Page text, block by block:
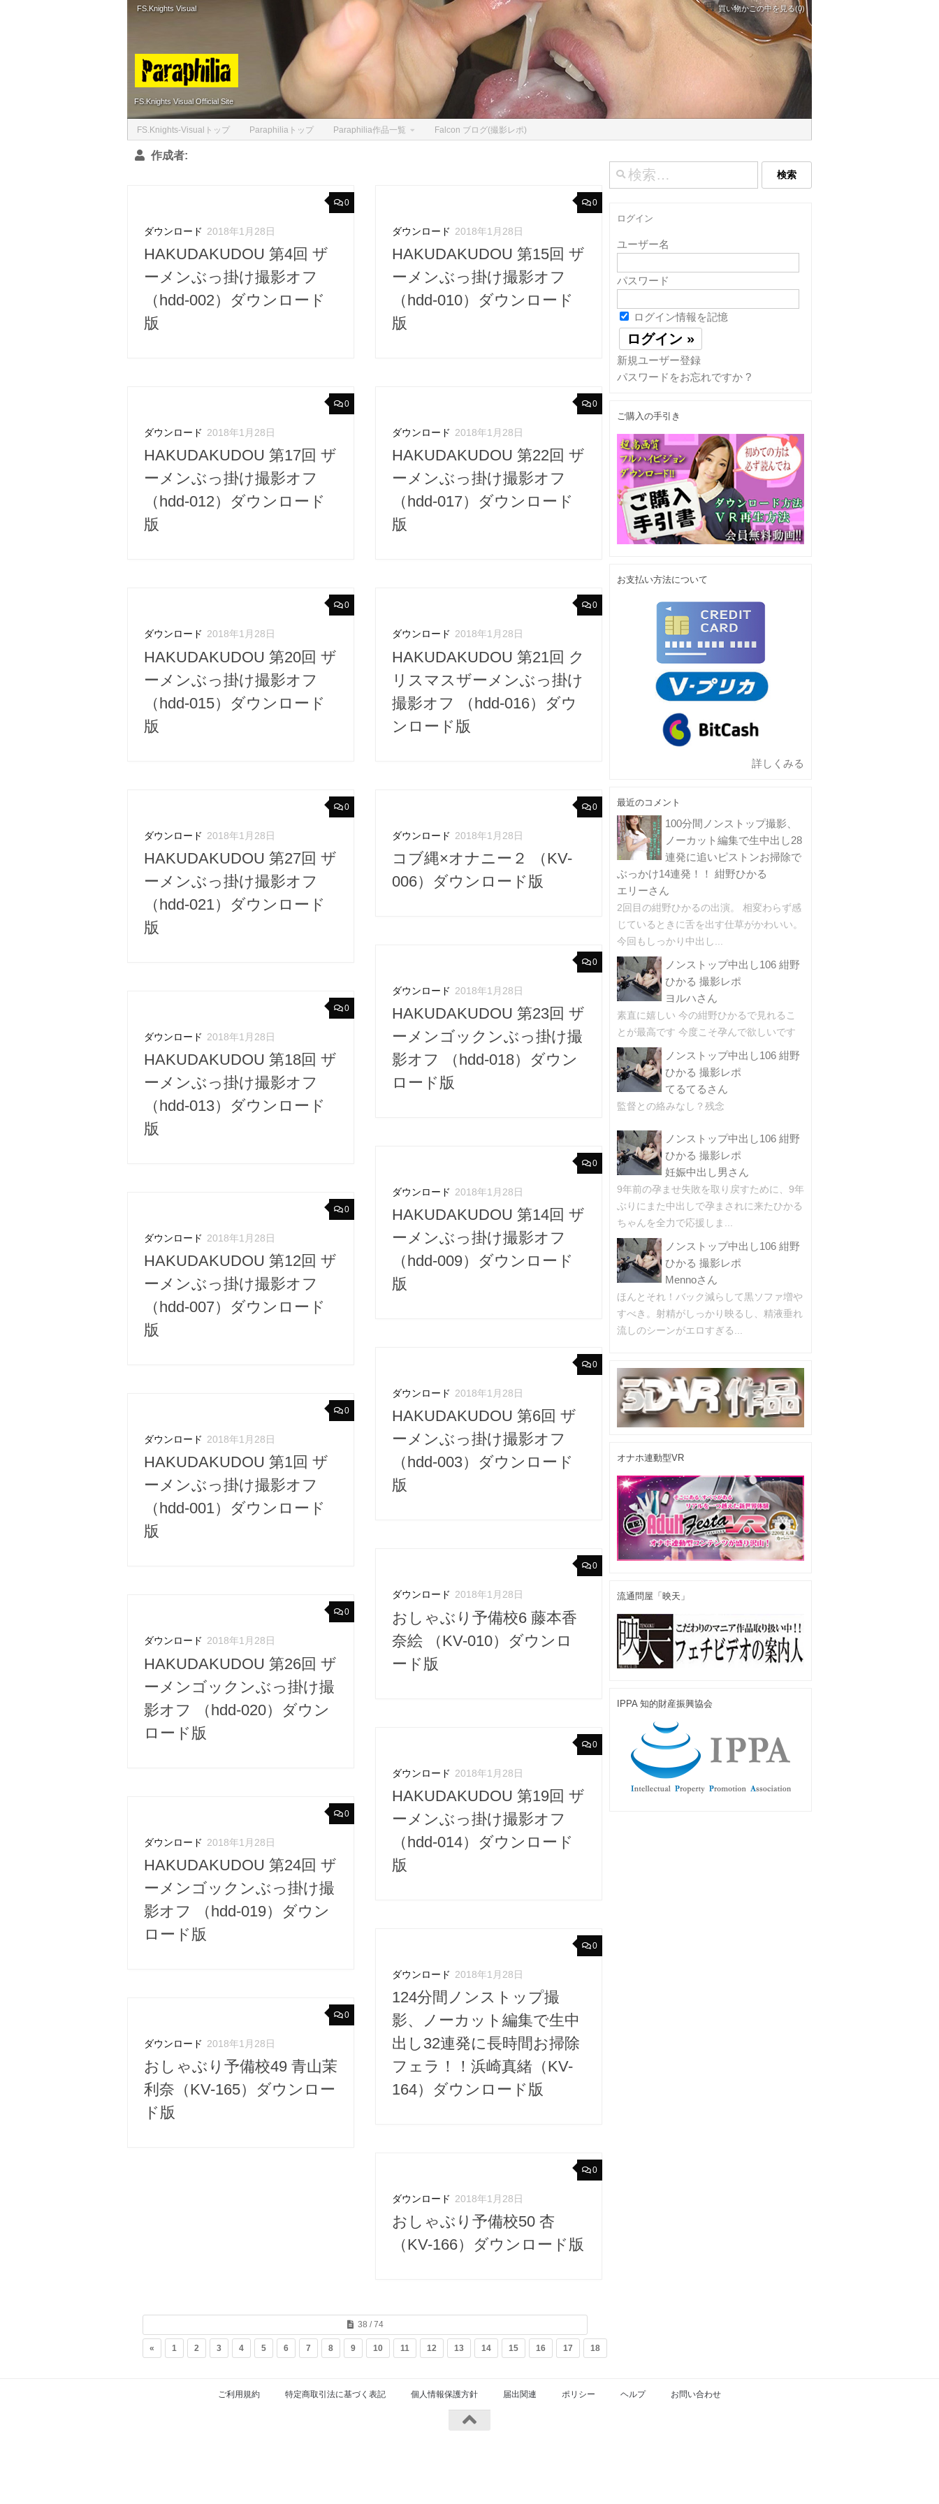
FS.Knights Visual 買い物かごの中を見る(0)
FS.Knights Visual Official Site
FS.Knights-Visualトップ Paraphiliaトップ Paraphilia作品一覧 Falcon ブログ(撮影レポ)
作成者:
0
ダウンロード 2018年1月28日
HAKUDAKUDOU 第4回 ザ
ーメンぶっ掛け撮影オフ
（hdd-002）ダウンロード
版
0
ダウンロード 2018年1月28日
HAKUDAKUDOU 第15回 ザ
ーメンぶっ掛け撮影オフ
（hdd-010）ダウンロード
版
0
ダウンロード 2018年1月28日
HAKUDAKUDOU 第17回 ザ
ーメンぶっ掛け撮影オフ
（hdd-012）ダウンロード
版
0
ダウンロード 2018年1月28日
HAKUDAKUDOU 第22回 ザ
ーメンぶっ掛け撮影オフ
（hdd-017）ダウンロード
版
0
ダウンロード 2018年1月28日
HAKUDAKUDOU 第20回 ザ
ーメンぶっ掛け撮影オフ
（hdd-015）ダウンロード
版
0
ダウンロード 2018年1月28日
HAKUDAKUDOU 第21回 ク
リスマスザーメンぶっ掛け
撮影オフ （hdd-016）ダウ
ンロード版
0
ダウンロード 2018年1月28日
HAKUDAKUDOU 第27回 ザ
ーメンぶっ掛け撮影オフ
（hdd-021）ダウンロード
版
0
ダウンロード 2018年1月28日
コブ縄×オナニー２ （KV-
006）ダウンロード版
0
ダウンロード 2018年1月28日
HAKUDAKUDOU 第23回 ザ
ーメンゴックンぶっ掛け撮
影オフ （hdd-018）ダウン
ロード版
0
ダウンロード 2018年1月28日
HAKUDAKUDOU 第18回 ザ
ーメンぶっ掛け撮影オフ
（hdd-013）ダウンロード
版
0
ダウンロード 2018年1月28日
HAKUDAKUDOU 第14回 ザ
ーメンぶっ掛け撮影オフ
（hdd-009）ダウンロード
版
0
ダウンロード 2018年1月28日
HAKUDAKUDOU 第12回 ザ
ーメンぶっ掛け撮影オフ
（hdd-007）ダウンロード
版
0
ダウンロード 2018年1月28日
HAKUDAKUDOU 第6回 ザ
ーメンぶっ掛け撮影オフ
（hdd-003）ダウンロード
版
0
ダウンロード 2018年1月28日
HAKUDAKUDOU 第1回 ザ
ーメンぶっ掛け撮影オフ
（hdd-001）ダウンロード
版
0
ダウンロード 2018年1月28日
おしゃぶり予備校6 藤本香
奈絵 （KV-010）ダウンロ
ード版
0
ダウンロード 2018年1月28日
HAKUDAKUDOU 第26回 ザ
ーメンゴックンぶっ掛け撮
影オフ （hdd-020）ダウン
ロード版
0
ダウンロード 2018年1月28日
HAKUDAKUDOU 第19回 ザ
ーメンぶっ掛け撮影オフ
（hdd-014）ダウンロード
版
0
ダウンロード 2018年1月28日
HAKUDAKUDOU 第24回 ザ
ーメンゴックンぶっ掛け撮
影オフ （hdd-019）ダウン
ロード版
0
ダウンロード 2018年1月28日
124分間ノンストップ撮
影、ノーカット編集で生中
出し32連発に長時間お掃除
フェラ！！浜崎真緒（KV-
164）ダウンロード版
0
ダウンロード 2018年1月28日
おしゃぶり予備校49 青山茉
利奈（KV-165）ダウンロー
ド版
0
ダウンロード 2018年1月28日
おしゃぶり予備校50 杏
（KV-166）ダウンロード版
38 / 74
« 1 2 3 4 5 6 7 8 9 10 11 12 13 14 15 16 17 18
検
索:
ログイン
ユーザー名
パスワード
ログイン情報を記憶
新規ユーザー登録
パスワードをお忘れですか ?
ご購入の手引き
お支払い方法について
詳しくみる
最近のコメント
100分間ノンストップ撮影、
ノーカット編集で生中出し28
連発に追いピストンお掃除で
ぶっかけ14連発！！ 紺野ひかる
エリーさん
2回目の紺野ひかるの出演。 相変わらず感
じているときに舌を出す仕草がかわいい。
今回もしっかり中出し...
ノンストップ中出し106 紺野
ひかる 撮影レポ
ヨルハさん
素直に嬉しい 今の紺野ひかるで見れるこ
とが最高です 今度こそ孕んで欲しいです
ノンストップ中出し106 紺野
ひかる 撮影レポ
てるてるさん
監督との絡みなし？残念
ノンストップ中出し106 紺野
ひかる 撮影レポ
妊娠中出し男さん
9年前の孕ませ失敗を取り戻すために、9年
ぶりにまた中出しで孕まされに来たひかる
ちゃんを全力で応援しま...
ノンストップ中出し106 紺野
ひかる 撮影レポ
Mennoさん
ほんとそれ！バック減らして黒ソファ増や
すべき。射精がしっかり映るし、精液垂れ
流しのシーンがエロすぎる...
オナホ連動型VR
流通問屋「映天」
IPPA 知的財産振興協会
ご利用規約 特定商取引法に基づく表記 個人情報保護方針 届出関連 ポリシー ヘルプ お問い合わせ